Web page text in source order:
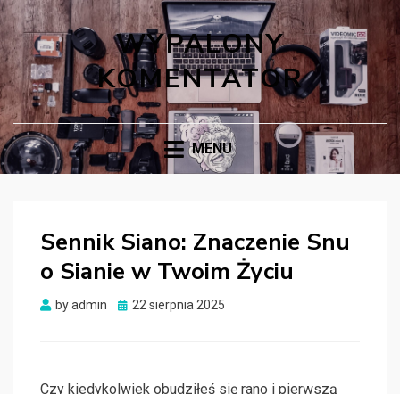
WYPALONY
KOMENTATOR
MENU
Sennik Siano: Znaczenie Snu
o Sianie w Twoim Życiu
byadmin
Posted
22 sierpnia 2025
Czy kiedykolwiek obudziłeś się rano i pierwszą